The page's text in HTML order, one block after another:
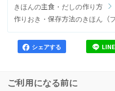
きほんの主食・だしの作り方
作りおき・保存方法のきほん（
シェアする
ご利用になる前に